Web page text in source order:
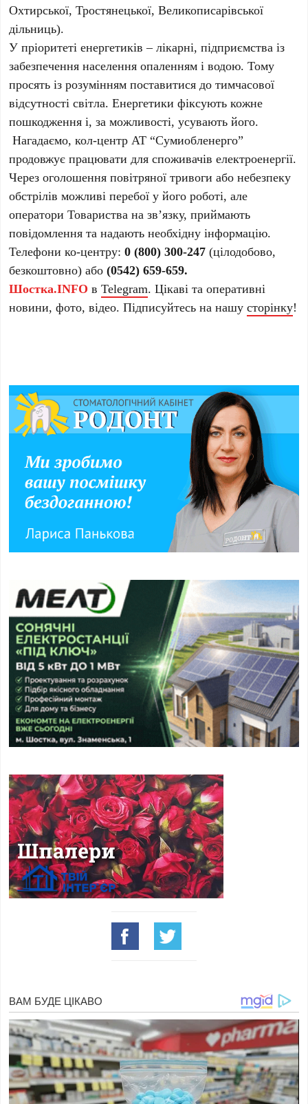
Охтирської, Тростянецької, Великописарівської
дільниць).
У пріоритеті енергетиків – лікарні, підприємства із
забезпечення населення опаленням і водою. Тому
просять із розумінням поставитися до тимчасової
відсутності світла. Енергетики фіксують кожне
пошкодження і, за можливості, усувають його.
Нагадаємо, кол-центр АТ “Сумиобленерго”
продовжує працювати для споживачів електроенергії.
Через оголошення повітряної тривоги або небезпеку
обстрілів можливі перебої у його роботі, але
оператори Товариства на зв’язку, приймають
повідомлення та надають необхідну інформацію.
Телефони ко-центру:0 (800) 300-247 (цілодобово,
безкоштовно) або(0542) 659-659.
Шостка.INFO вTelegram. Цікаві та оперативні
новини, фото, відео. Підписуйтесь на нашусторінку!